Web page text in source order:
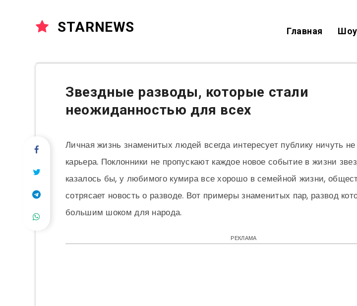
STARNEWS Главная
Звездные разводы, которые стали
неожиданностью для всех
Личная жизнь знаменитых людей всегда интересует публику ничуть
карьера. Поклонники не пропускают каждое новое событие в жизни
казалось бы, у любимого кумира все хорошо в семейной жизни,
сотрясает новость о разводе. Вот примеры знаменитых пар, развод
большим шоком для народа.
РЕКЛАМА